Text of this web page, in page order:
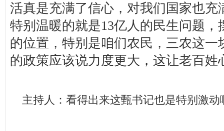
活真是充满了信心，对我们国家也充
特别温暖的就是13亿人的民生问题，
的位置，特别是咱们农民，三农这一
的政策应该说力度更大，这让老百姓
主持人：看得出来这甄书记也是特别激动